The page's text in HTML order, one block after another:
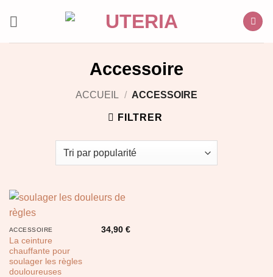
Accessoire
ACCUEIL / ACCESSOIRE
FILTRER
ACCESSOIRE
La ceinture
chauffante pour
soulager les règles
douloureuses
34,90€